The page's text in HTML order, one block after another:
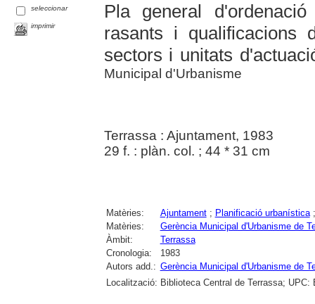
seleccionar
imprimir
Pla general
rasants i
sectors i unitats
Municipal d'Urbanisme
Terrassa : Ajuntament, 1983
29 f. : plàn. col. ; 44 * 31 cm
Matèries: Ajuntament; Planificació urbanística
Matèries:
Gerència Municipal d'Urbanisme de
Àmbit:
Terrassa
Cronologia:
1983
Autors add.: Gerència Municipal d'Urbanisme de
Localització: Biblioteca Central de Terrassa;